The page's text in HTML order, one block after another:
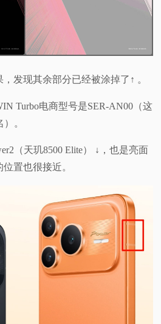
发现其余部分已经被涂掉了↑ 。
Turbo电商型号是SER-AN00（这
。
（天玑8500 Elite） ↓，也是亮面
置也很接近。